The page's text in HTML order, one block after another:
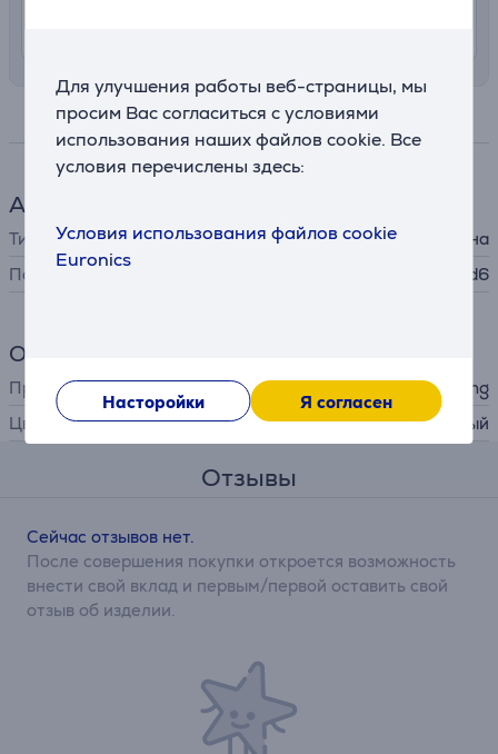
Для улучшения работы веб-страницы, мы
просим Вас согласиться с условиями
использования наших файлов cookie. Все
условия перечислены здесь:
Условия использования файлов cookie
Euronics
Насторойки Я согласен
Спецификация
Аксессуар для телефона
Тип
защитное стекло для экрана
Подходит для телефонов
Samsung Galaxy Fold6
Общий параметр
Производитель
Samsung
Цвет
прозрачный
Отзывы
Сейчас отзывов нет.
После совершения покупки откроется возможность
внести свой вклад и первым/первой оставить свой
отзыв об изделии.